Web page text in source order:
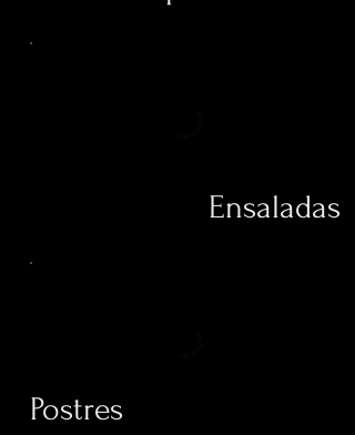
Ensaladas
Postres